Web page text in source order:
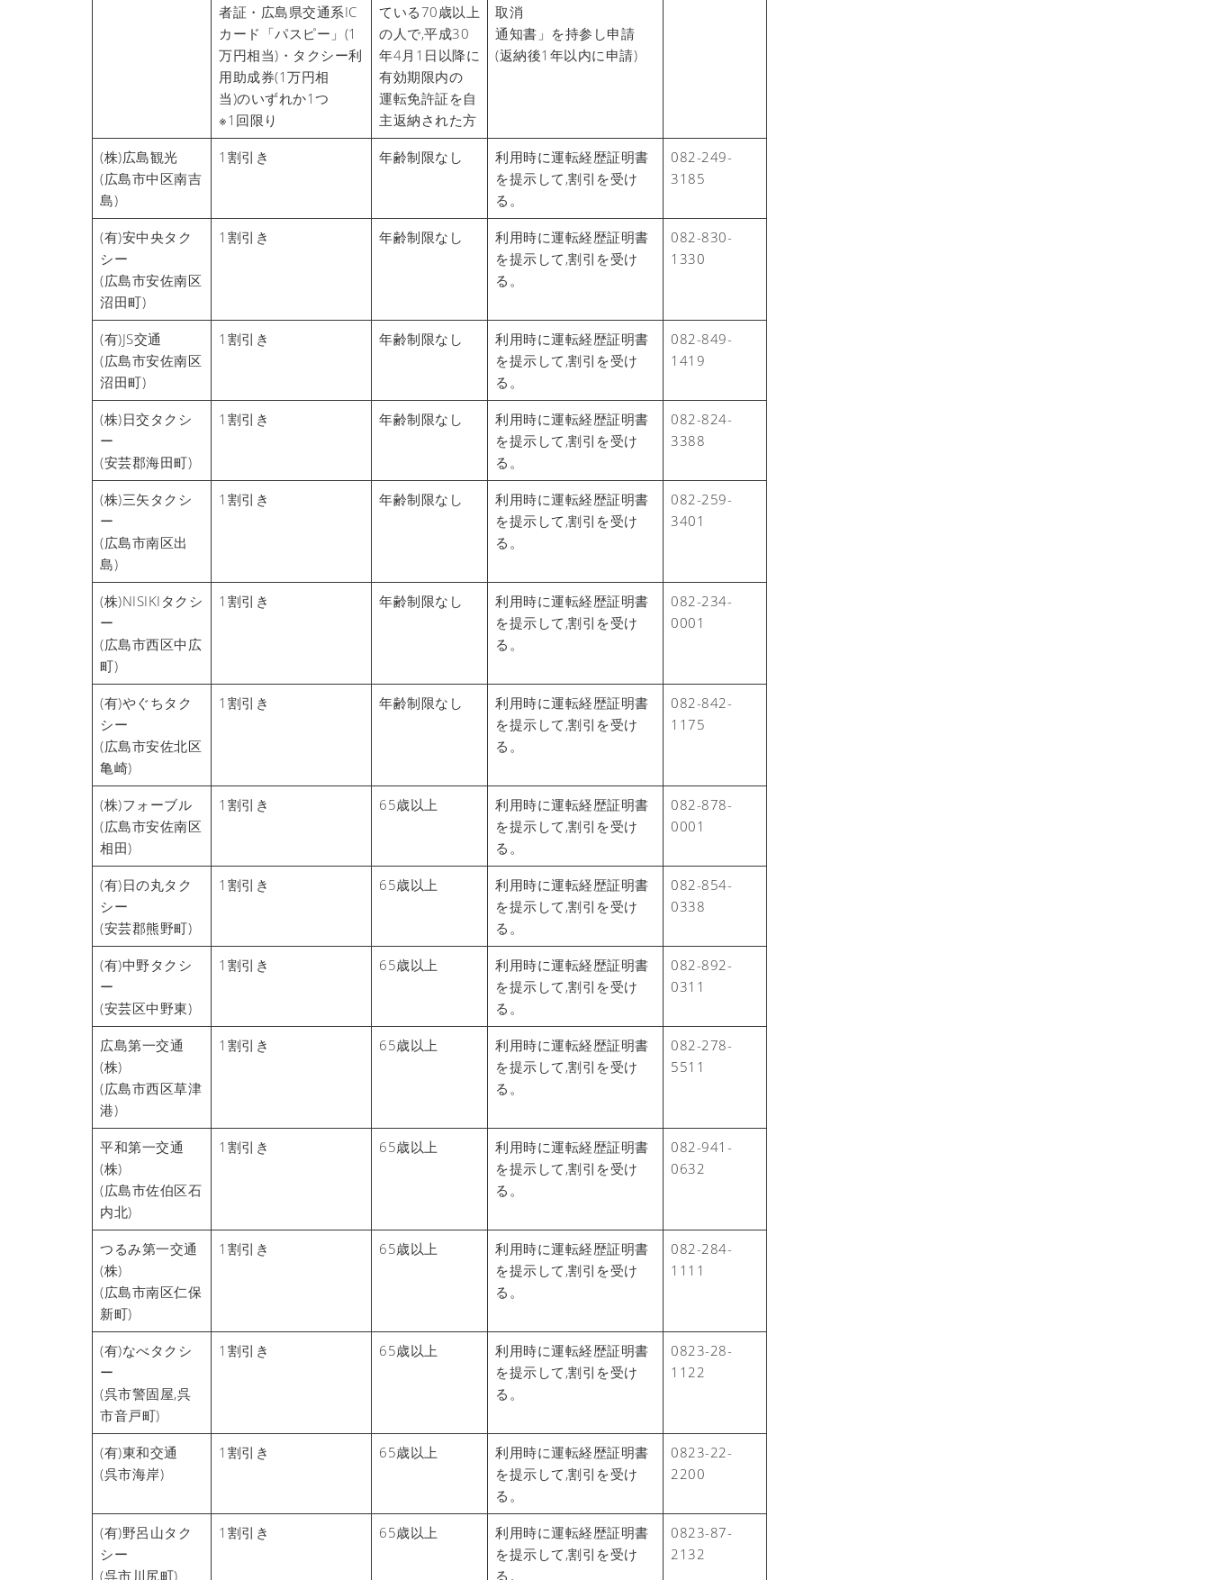
者証・広島県交通系IC
カード「パスピー」(1
万円相当)・タクシー利
用助成券(1万円相
当)のいずれか1つ
※1回限り
ている70歳以上
の人で,平成30
年4月1日以降に
有効期限内の
運転免許証を自
主返納された方
取消
通知書」を持参し申請
(返納後1年以内に申請)
(株)広島観光
(広島市中区南吉
島)
1割引き 年齢制限なし
利用時に運転経歴証明書
を提示して,割引を受け
る。
082-249-
3185
(有)安中央タク
シー
(広島市安佐南区
沼田町)
1割引き 年齢制限なし
利用時に運転経歴証明書
を提示して,割引を受け
る。
082-830-
1330
(有)JS交通
(広島市安佐南区
沼田町)
1割引き 年齢制限なし
利用時に運転経歴証明書
を提示して,割引を受け
る。
082-849-
1419
(株)日交タクシ
ー
(安芸郡海田町)
1割引き 年齢制限なし
利用時に運転経歴証明書
を提示して,割引を受け
る。
082-824-
3388
(株)三矢タクシ
ー
(広島市南区出
島)
1割引き 年齢制限なし
利用時に運転経歴証明書
を提示して,割引を受け
る。
082-259-
3401
(株)NISIKIタクシ
ー
(広島市西区中広
町)
1割引き 年齢制限なし
利用時に運転経歴証明書
を提示して,割引を受け
る。
082-234-
0001
(有)やぐちタク
シー
(広島市安佐北区
亀崎)
1割引き 年齢制限なし
利用時に運転経歴証明書
を提示して,割引を受け
る。
082-842-
1175
(株)フォーブル
(広島市安佐南区
相田)
1割引き 65歳以上
利用時に運転経歴証明書
を提示して,割引を受け
る。
082-878-
0001
(有)日の丸タク
シー
(安芸郡熊野町)
1割引き 65歳以上
利用時に運転経歴証明書
を提示して,割引を受け
る。
082-854-
0338
(有)中野タクシ
ー
(安芸区中野東)
1割引き 65歳以上
利用時に運転経歴証明書
を提示して,割引を受け
る。
082-892-
0311
広島第一交通
(株)
(広島市西区草津
港)
1割引き 65歳以上
利用時に運転経歴証明書
を提示して,割引を受け
る。
082-278-
5511
平和第一交通
(株)
(広島市佐伯区石
内北)
1割引き 65歳以上
利用時に運転経歴証明書
を提示して,割引を受け
る。
082-941-
0632
つるみ第一交通
(株)
(広島市南区仁保
新町)
1割引き 65歳以上
利用時に運転経歴証明書
を提示して,割引を受け
る。
082-284-
1111
(有)なべタクシ
ー
(呉市警固屋,呉
市音戸町)
1割引き 65歳以上
利用時に運転経歴証明書
を提示して,割引を受け
る。
0823-28-
1122
(有)東和交通
(呉市海岸)
1割引き 65歳以上
利用時に運転経歴証明書
を提示して,割引を受け
る。
0823-22-
2200
(有)野呂山タク
シー
(呉市川尻町)
1割引き 65歳以上
利用時に運転経歴証明書
を提示して,割引を受け
る。
0823-87-
2132